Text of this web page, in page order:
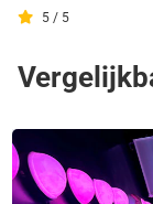
5 / 5